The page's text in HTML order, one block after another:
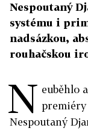
Nespoutaný
systému i
nadsázkou,
rouhačskou
N euběhlo
Nespoutaný